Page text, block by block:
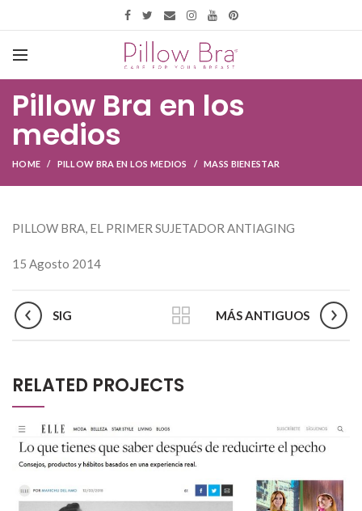
Pillow Bra en los
medios
HOME PILLOW BRA EN LOS MEDIOS MASS BIENESTAR
PILLOW BRA, EL PRIMER SUJETADOR ANTIAGING
15 Agosto 2014
SIG MÁS ANTIGUOS
RELATED PROJECTS